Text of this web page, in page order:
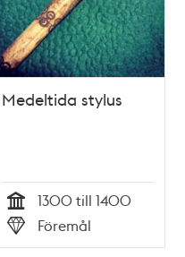
Medeltida stylus
Tid
1300 till 1400
Typ
Föremål